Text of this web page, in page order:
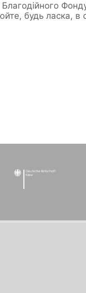
будь ласка, в